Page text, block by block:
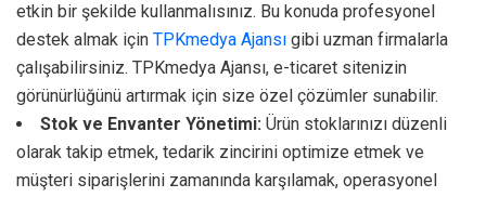
etkin bir şekilde kullanmalısınız. Bu konuda profesyonel
destek almak için TPKmedya Ajansı gibi uzman firmalarla
çalışabilirsiniz. TPKmedya Ajansı, e-ticaret sitenizin
görünürlüğünü artırmak için size özel çözümler sunabilir.
Stok ve Envanter Yönetimi: Ürün stoklarınızı düzenli
olarak takip etmek, tedarik zincirini optimize etmek ve
müşteri siparişlerini zamanında karşılamak, operasyonel